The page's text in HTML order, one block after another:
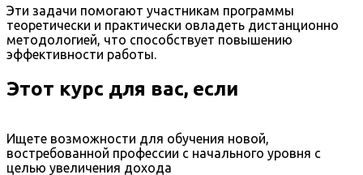
Эти задачи помогают участникам программы
теоретически и практически овладеть дистанционно
методологией, что способствует повышению
эффективности работы.
Этот курс для вас, если
Ищете возможности для обучения новой,
востребованной профессии с начального уровня с
целью увеличения дохода